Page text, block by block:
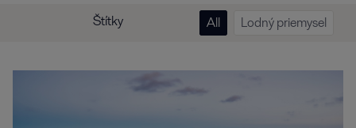
Štítky All Lodný priemysel